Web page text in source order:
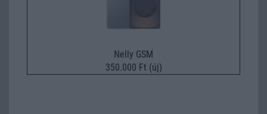
Nelly GSM
350.000 Ft (új)